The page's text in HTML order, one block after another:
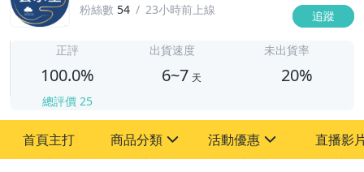
粉絲數 54 23小時前上線 追蹤
正評
100.0%
總評價 25
出貨速度
6~7 天
未出貨率
20%
首頁主打 商品分類 活動優惠 直播影